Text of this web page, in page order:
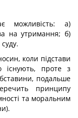
можливість: а)
на утримання; б)
коли підстави
існують, проте з
подальше
принципу
та моральним